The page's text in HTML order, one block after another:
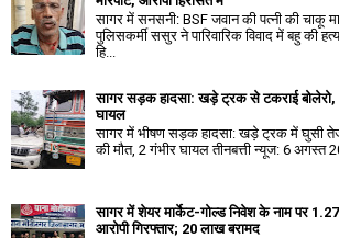
सागर में सनसनी: BSF जवान की पत्नी की चाकू
पुलिसकर्मी ससुर ने पारिवारिक विवाद में बहु की
हि...
सागर सड़क हादसा: खड़े ट्रक से टकराई बोलेरो,
घायल
सागर में भीषण सड़क हादसा: खड़े ट्रक में घुसी तेज
की मौत, 2 गंभीर घायल तीनबत्ती न्यूज: 6 अगस्त
सागर में शेयर मार्केट-गोल्ड निवेश के नाम पर
आरोपी गिरफ्तार; 20 लाख बरामद